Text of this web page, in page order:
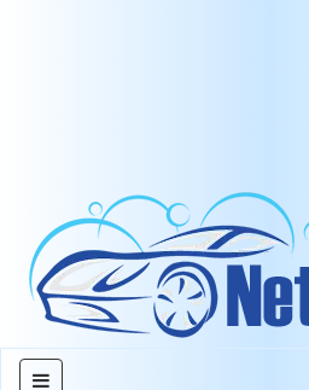
منو